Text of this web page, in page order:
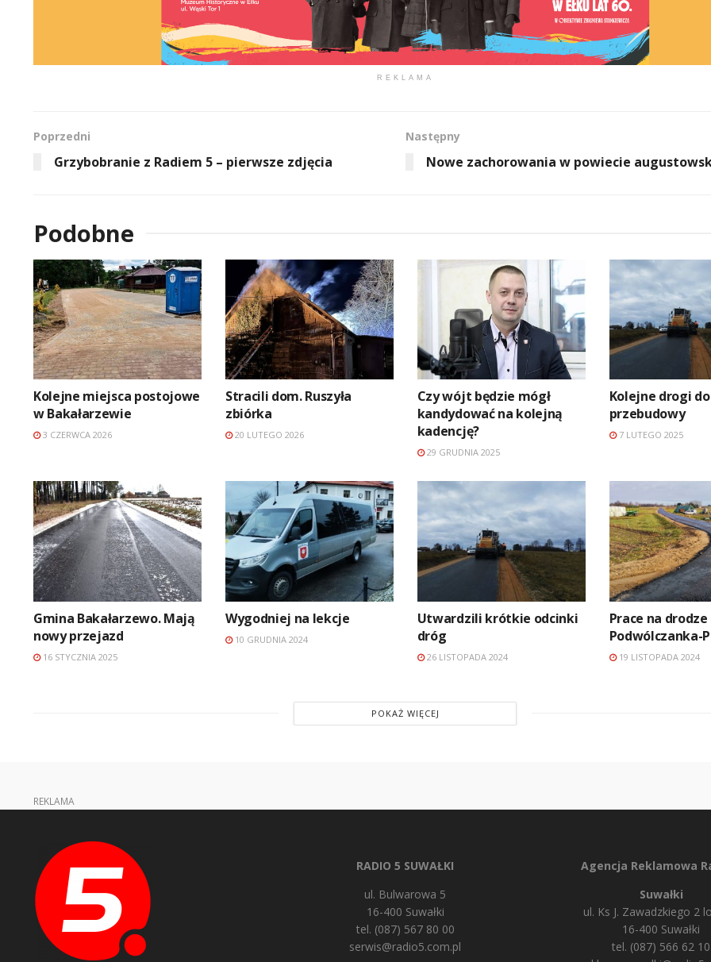
REKLAMA
Poprzedni
Grzybobranie z Radiem 5 – pierwsze zdjęcia
Następny
Nowe zachorowania w powiecie
Podobne
Kolejne miejsca postojowe
w Bakałarzewie
3 CZERWCA 2026
Stracili dom. Ruszyła
zbiórka
20 LUTEGO 2026
Czy wójt będzie mógł
kandydować na kolejną
kadencję?
29 GRUDNIA 2025
Kolejne drogi do
przebudowy
7 LUTEGO 2025
Gmina Bakałarzewo. Mają
nowy przejazd
16 STYCZNIA 2025
Wygodniej na lekcje
10 GRUDNIA 2024
Utwardzili krótkie odcinki
dróg
26 LISTOPADA 2024
Prace na drodze
Podwólczanka-
19 LISTOPADA 2024
POKAŻ WIĘCEJ
REKLAMA
RADIO 5 SUWAŁKI
ul. Bulwarowa 5
16-400 Suwałki
tel. (087) 567 80 00
serwis@radio5.com.pl
Agencja Reklamowa
Suwałki
ul. Ks J. Zawadzkiego 2
16-400 Suwałki
tel. (087) 566 62 10